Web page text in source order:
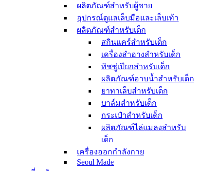
ผลิตภัณฑ์สำหรับผู้ชาย
อุปกรณ์ดูแลเล็บมือและเล็บเท้า
ผลิตภัณฑ์สำหรับเด็ก
สกินแคร์สำหรับเด็ก
เครื่องสำอางสำหรับเด็ก
ทิชชู่เปียกสำหรับเด็ก
ผลิตภัณฑ์อาบน้ำสำหรับเด็ก
ยาทาเล็บสำหรับเด็ก
บาล์มสำหรับเด็ก
กระเป๋าสำหรับเด็ก
ผลิตภัณฑ์ไล่แมลงสำหรับ
เด็ก
เครื่องออกกำลังกาย
Seoul Made